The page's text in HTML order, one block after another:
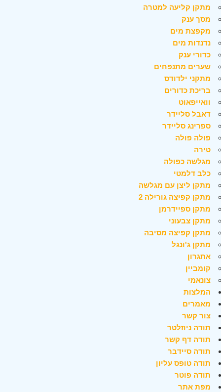
מתקן קליעה למטרה
מסך ענק
מקפצת מים
נדנדות מים
כדורי ענק
שערים מתנפחים
מתקני ילדודס
בריכת כדורים
וואייפאוט
דאבל סליידר
ספרינג סליידר
פולה פולה
טירה
מגלשה כפולה
כלב דלמטי
מתקן ליצן עם מגלשה
מתקן קפיצה גורילה 2
מתקן ספיידרמן
מתקן צבעוני
מתקן קפיצה מסיבה
מתקן ג'ונגל
אתגרון
קומביין
צונאמי
המלצות
מאמרים
צור קשר
תודה ניוזלטר
תודה דף קשר
תודה סיידבר
תודה טופס עליון
תודה פוטר
מפת אתר